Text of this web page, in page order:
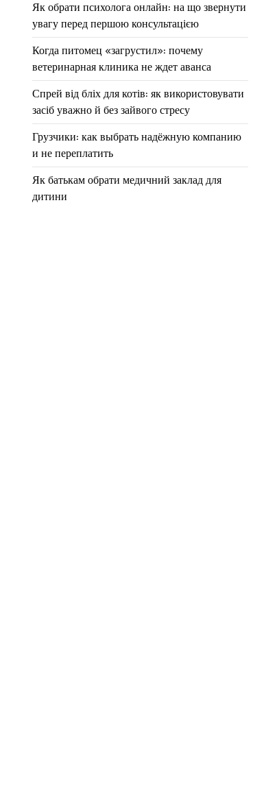
Як обрати психолога онлайн: на що звернути
увагу перед першою консультацією
Когда питомец «загрустил»: почему
ветеринарная клиника не ждет аванса
Спрей від бліх для котів: як використовувати
засіб уважно й без зайвого стресу
Грузчики: как выбрать надёжную компанию
и не переплатить
Як батькам обрати медичний заклад для
дитини